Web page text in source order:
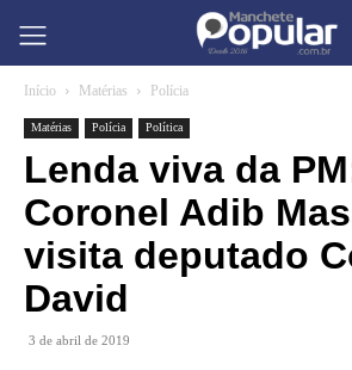
Início Matérias Polícia
Matérias Polícia Política
Lenda viva da
Coronel Adib
visita deputado
David
3 de abril de 2019